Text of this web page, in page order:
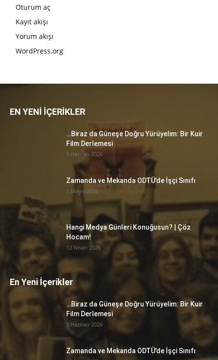
Oturum aç
Kayıt akışı
Yorum akışı
WordPress.org
EN YENİ İÇERİKLER
…Biraz da Güneşe Doğru Yürüyelim: Bir Kuir
Film Derlemesi
5 Haziran 2026
Zamanda ve Mekanda ODTÜ’de İşçi Sınıfı
1 Mayıs 2026
Hangi Medya Günleri Konuğusun? | Çöz
Hocam!
12 Nisan 2026
En Yeni İçerikler
…Biraz da Güneşe Doğru Yürüyelim: Bir Kuir
Film Derlemesi
5 Haziran 2026
Zamanda ve Mekanda ODTÜ’de İşçi Sınıfı